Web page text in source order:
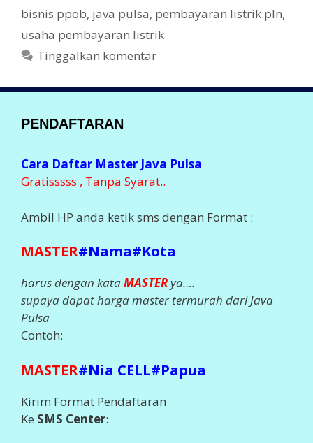
o
o
k
e
g
o
i
a
bisnis ppob, java pulsa, pembayaran listrik pln,
usaha pembayaran listrik
Tinggalkan komentar
PENDAFTARAN
Cara Daftar Master Java Pulsa
Gratisssss , Tanpa Syarat..
Ambil HP anda ketik sms dengan Format :
MASTER#Nama#Kota
harus dengan kataMASTER ya….
supaya dapat harga master termurah dari Java
Pulsa
Contoh:
MASTER#Nia CELL#Papua
Kirim Format Pendaftaran
Ke SMS Center: